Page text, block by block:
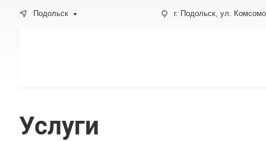
Подольск г. Подольск, ул.
Услуги